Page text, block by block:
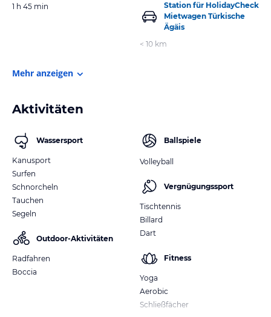
1 h 45 min
Station für HolidayCheck
Mietwagen Türkische
Ägäis
< 10 km
Mehr anzeigen
Aktivitäten
Wassersport
Kanusport
Surfen
Schnorcheln
Tauchen
Segeln
Outdoor-Aktivitäten
Radfahren
Boccia
Ballspiele
Volleyball
Vergnügungssport
Tischtennis
Billard
Dart
Fitness
Yoga
Aerobic
Schließfächer